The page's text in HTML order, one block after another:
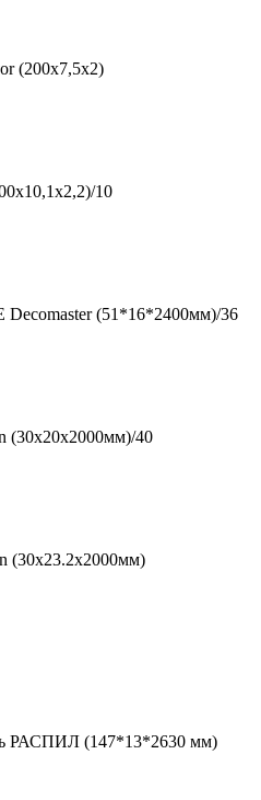
(200x7,5x2)
10
(51*16*2400мм)/36
(30х20x2000мм)/40
(30х23.2x2000мм)
РАСПИЛ (147*13*2630 мм)